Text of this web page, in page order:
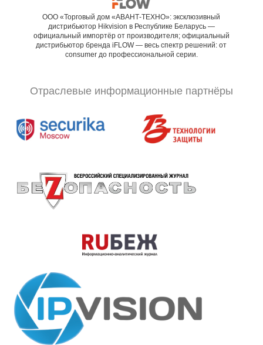
ООО «Торговый дом «АВАНТ-ТЕХНО»: эксклюзивный
дистрибьютор Hikvision в Республике Беларусь —
официальный импортёр от производителя; официальный
дистрибьютор бренда iFLOW — весь спектр решений: от
consumer до профессиональной серии.
Отраслевые информационные партнёры